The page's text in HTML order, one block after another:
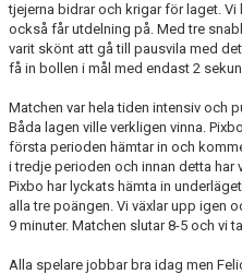
tjejerna bidrar och krigar för laget.
också får utdelning på. Med tre
varit skönt att gå till pausvila med
få in bollen i mål med endast 2
Matchen var hela tiden intensiv och
Båda lagen ville verkligen vinna.
första perioden hämtar in och
i tredje perioden och innan detta har
Pixbo har lyckats hämta in
alla tre poängen. Vi växlar upp igen
9 minuter. Matchen slutar 8-5 och vi
Alla spelare jobbar bra idag men